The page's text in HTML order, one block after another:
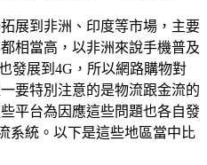
展到非洲、印度等市場，主要
相當高，以非洲來說手機普及
發展到4G ，所以網路購物對
要特別注意的是物流跟金流的
平台為因應這些問題也各自發
系統。以下是這些地區當中比